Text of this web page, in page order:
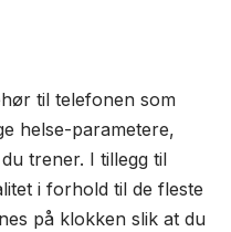
til telefonen som
helse-parametere,
trener. I tillegg til
i forhold til de fleste
på klokken slik at du